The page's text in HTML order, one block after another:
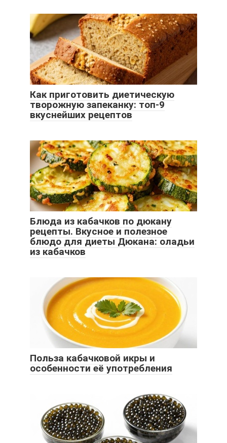
Как приготовить диетическую
творожную запеканку: топ-9
вкуснейших рецептов
Блюда из кабачков по дюкану
рецепты. Вкусное и полезное
блюдо для диеты Дюкана: оладьи
из кабачков
Польза кабачковой икры и
особенности её употребления